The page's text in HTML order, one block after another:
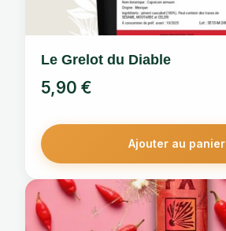
Le Grelot du Diable
5,90 €
Ajouter au panier